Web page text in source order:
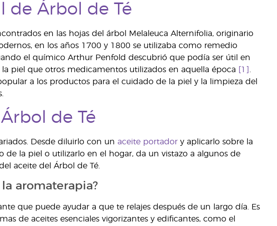
de Árbol de Té
en las hojas del árbol Melaleuca Alternifolia, originario
en los años 1700 y 1800 se utilizaba como remedio
el químico Arthur Penfold descubrió que podía ser útil en
piel que otros medicamentos utilizados en aquella época
[1]
a los productos para el cuidado de la piel y la limpieza del
de Té
Desde diluirlo con un aceite portadory aplicarlo sobre la
la piel o utilizarlo en el hogar, da un vistazo a algunos de
aceite del Árbol de Té.
aromaterapia?
que puede ayudar a que te relajes después de un largo día. Es
de aceites esenciales vigorizantes y edificantes, como el